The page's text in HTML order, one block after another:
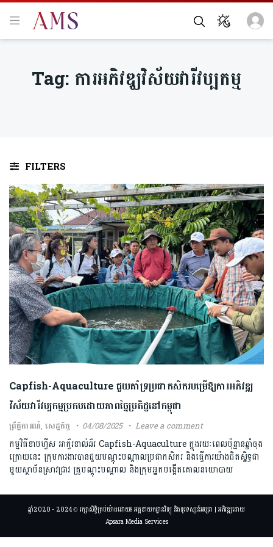
Tag: ការអភិវឌ្ឃវិស័យវារីវប្បកម្ម
FILTERS
Capfish-Aquaculture ជួយគាំទ្រប្រជាកសិករបម្រើឱ្យការអភិវឌ្ឍ
វិស័យវារីវប្បកម្មប្រកបដោយភាពច្នៃប្រតិដ្ឋនៅកម្ពុជា
ព្រឹត្តិការណ៍,សេដ្ឋកិច្ច 04/08/2025 Leave a comment
កម្មវិធីខាបហ្វីស អាក្វ័រខាល់ឆ័រ Capfish-Aquaculture ក្នុងរយៈពេលប៉ុន្មានឆ្នាំចុង
ក្រោយនេះ ក្រុមការងារបានជួយបណ្តុះបណ្តាលប្រជាកសិករ និងធ្វើការយ៉ាងជិតស្និទ្ធជា
មួយស្ថាប័នស្រាវជ្រាវ គ្រូបណ្តុះបណ្តាល និងក្រុមអ្នកបង្កើតគោលនយោបាយ
ឆ្នាំ2020 - 2024 © រក្សាសិទ្ធិគ្រប់យ៉ាងដោយ៖ អគ្គនាយកដ្ឋានវិទ្យុ និងទូរទស្សន៍អប្សរា | អភិវឌ្ឍដោយ
Apsara Media Services